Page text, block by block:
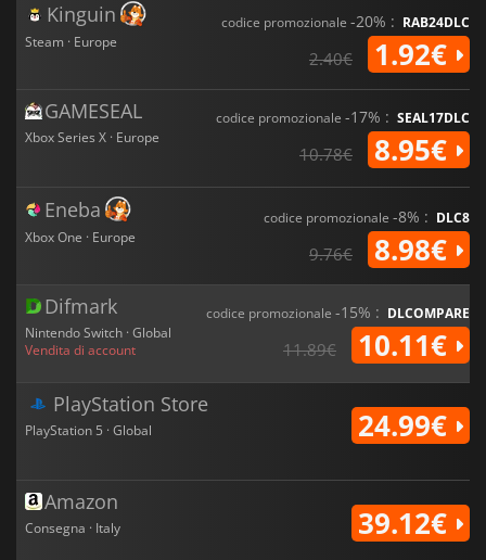
Kinguin
Steam · Europe
codice promozionale -20% : RAB24DLC
2.40€ 1.92€
GAMESEAL
Xbox Series X · Europe
codice promozionale -17% : SEAL17DLC
10.78€ 8.95€
Eneba
Xbox One · Europe
codice promozionale -8% : DLC8
9.76€ 8.98€
Difmark
Nintendo Switch · Global
Vendita di account
codice promozionale -15% : DLCOMPARE
11.89€ 10.11€
PlayStation Store
PlayStation 5 · Global 24.99€
Amazon
Consegna · Italy 39.12€